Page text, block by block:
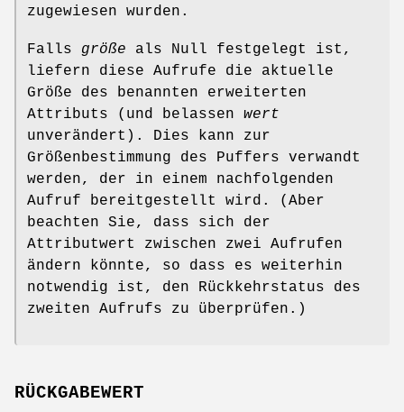
zugewiesen wurden.
Falls größe als Null festgelegt ist,
liefern diese Aufrufe die aktuelle
Größe des benannten erweiterten
Attributs (und belassen wert
unverändert). Dies kann zur
Größenbestimmung des Puffers verwandt
werden, der in einem nachfolgenden
Aufruf bereitgestellt wird. (Aber
beachten Sie, dass sich der
Attributwert zwischen zwei Aufrufen
ändern könnte, so dass es weiterhin
notwendig ist, den Rückkehrstatus des
zweiten Aufrufs zu überprüfen.)
RÜCKGABEWERT